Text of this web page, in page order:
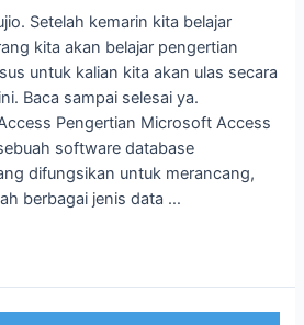
Setelah kemarin kita belajar
kita akan belajar pengertian
untuk kalian kita akan ulas secara
Baca sampai selesai ya.
Pengertian Microsoft Access
software database
difungsikan untuk merancang,
berbagai jenis data …